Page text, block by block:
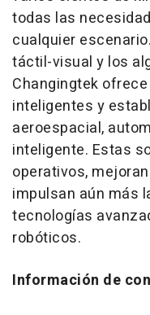
todas las
cualquier
táctil-visual y los
Changingtek
inteligentes y
aeroespacial,
inteligente. Estas
operativos,
impulsan aún más
tecnologías
robóticos.
Información de